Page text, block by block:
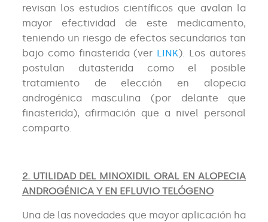
revisan los estudios científicos que avalan la
mayor efectividad de este medicamento,
teniendo un riesgo de efectos secundarios tan
bajo como finasterida (ver LINK). Los autores
postulan dutasterida como el posible
tratamiento de elección en alopecia
androgénica masculina (por delante que
finasterida), afirmación que a nivel personal
comparto.
2. UTILIDAD DEL MINOXIDIL ORAL EN ALOPECIA
ANDROGÉNICA Y EN EFLUVIO TELÓGENO
Una de las novedades que mayor aplicación ha